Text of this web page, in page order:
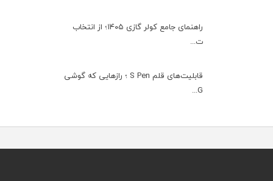
راهنمای جامع کولر گازی ۱۴۰۵؛ از انتخاب
ت...
قابلیت‌های قلم S Pen ؛ رازهایی که گوشی
G...